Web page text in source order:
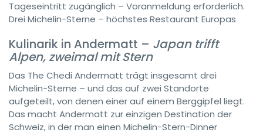
Tageseintritt zugänglich – Voranmeldung erforderlich.
Drei Michelin-Sterne – höchstes Restaurant Europas
Kulinarik in Andermatt – Japan trifft
Alpen, zweimal mit Stern
Das The Chedi Andermatt trägt insgesamt drei
Michelin-Sterne – und das auf zwei Standorte
aufgeteilt, von denen einer auf einem Berggipfel liegt.
Das macht Andermatt zur einzigen Destination der
Schweiz, in der man einen Michelin-Stern-Dinner